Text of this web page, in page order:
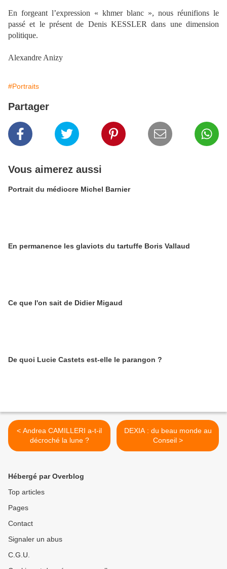
En forgeant l’expression « khmer blanc », nous réunifions le
passé et le présent de Denis KESSLER dans une dimension
politique.
Alexandre Anizy
#Portraits
Partager
Vous aimerez aussi
Portrait du médiocre Michel Barnier
En permanence les glaviots du tartuffe Boris Vallaud
Ce que l'on sait de Didier Migaud
De quoi Lucie Castets est-elle le parangon ?
< Andrea CAMILLERI a-t-il
décroché la lune ?
DEXIA : du beau monde au
Conseil >
Hébergé par Overblog
Top articles
Pages
Contact
Signaler un abus
C.G.U.